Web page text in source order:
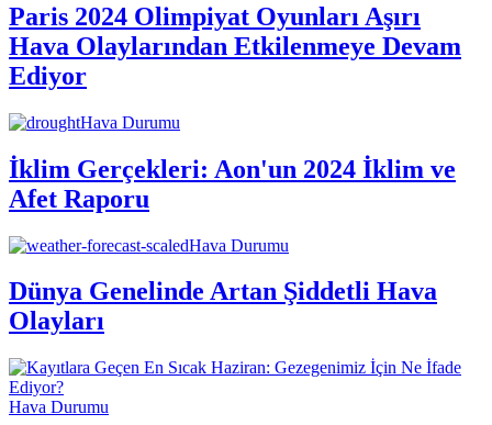
Paris 2024 Olimpiyat Oyunları Aşırı
Hava Olaylarından Etkilenmeye Devam
Ediyor
Hava Durumu
İklim Gerçekleri: Aon'un 2024 İklim ve
Afet Raporu
Hava Durumu
Dünya Genelinde Artan Şiddetli Hava
Olayları
Hava Durumu